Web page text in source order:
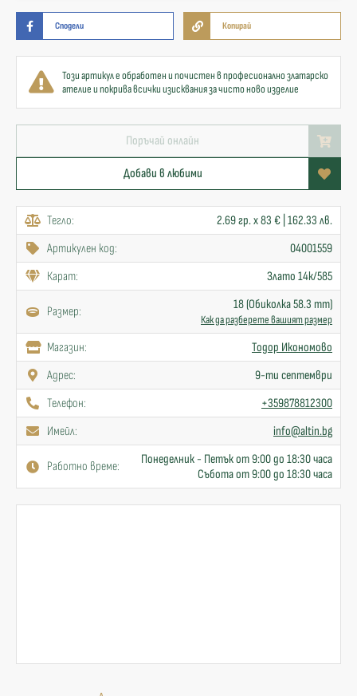
Сподели Копирай
Този артикул е обработен и почистен в професионално златарско
ателие и покрива всички изисквания за чисто ново изделие
Поръчай онлайн
Добави в любими
Тегло:
2.69 гр. x 83 € | 162.33 лв.
Артикулен код:
04001559
Карат:
Злато 14к/585
Размер: 18 (Обиколка 58.3 mm)
Как да разберете вашият размер
Mагазин:
Тодор Икономово
Адрес:
9-ти септември
Телефон:
+359878812300
Имейл:
info@altin.bg
Работно време:
Понеделник - Петък от 9:00 до 18:30 часа
Събота от 9:00 до 18:30 часа